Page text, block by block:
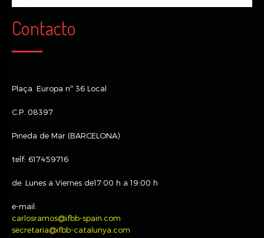
Contacto
Plaça. Europa nº 36 Local
C.P. 08397
Pineda de Mar (BARCELONA)
telf: 617459716
de: Lunes a Viernes de17:00 h a 19:00 h
e-mail:
carlosramos@ifbb-spain.com
secretaria@ifbb-catalunya.com